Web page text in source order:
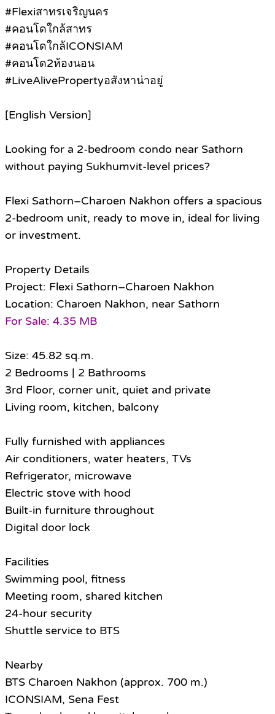
#Flexiสาทรเจริญนคร
#คอนโดใกล้สาทร
#คอนโดใกล้ICONSIAM
#คอนโด2ห้องนอน
#LiveAlivePropertyอสังหาน่าอยู่
[English Version]
Looking for a 2-bedroom condo near Sathorn
without paying Sukhumvit-level prices?
Flexi Sathorn–Charoen Nakhon offers a spacious
2-bedroom unit, ready to move in, ideal for living
or investment.
Property Details
Project: Flexi Sathorn–Charoen Nakhon
Location: Charoen Nakhon, near Sathorn
For Sale: 4.35 MB
Size: 45.82 sq.m.
2 Bedrooms | 2 Bathrooms
3rd Floor, corner unit, quiet and private
Living room, kitchen, balcony
Fully furnished with appliances
Air conditioners, water heaters, TVs
Refrigerator, microwave
Electric stove with hood
Built-in furniture throughout
Digital door lock
Facilities
Swimming pool, fitness
Meeting room, shared kitchen
24-hour security
Shuttle service to BTS
Nearby
BTS Charoen Nakhon (approx. 700 m.)
ICONSIAM, Sena Fest